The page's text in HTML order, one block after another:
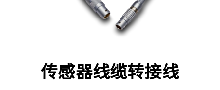
传感器线缆转接线